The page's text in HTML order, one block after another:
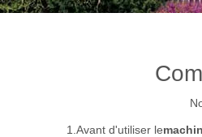
1.Avant d'utiliser le